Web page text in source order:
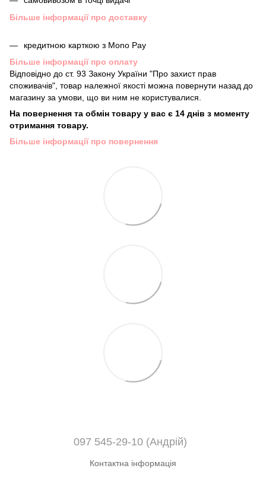
Більше інформації про доставку
кредитною карткою з Mono Pay
Більше інформації про оплату
Відповідно до ст. 93 Закону України "Про захист прав
споживачів", товар належної якості можна повернути назад до
магазину за умови, що ви ним не користувалися.
На повернення та обмін товару у вас є 14 днів з моменту
отримання товару.
Більше інформації про повернення
097 545-29-10 (Андрій)
Контактна інформація